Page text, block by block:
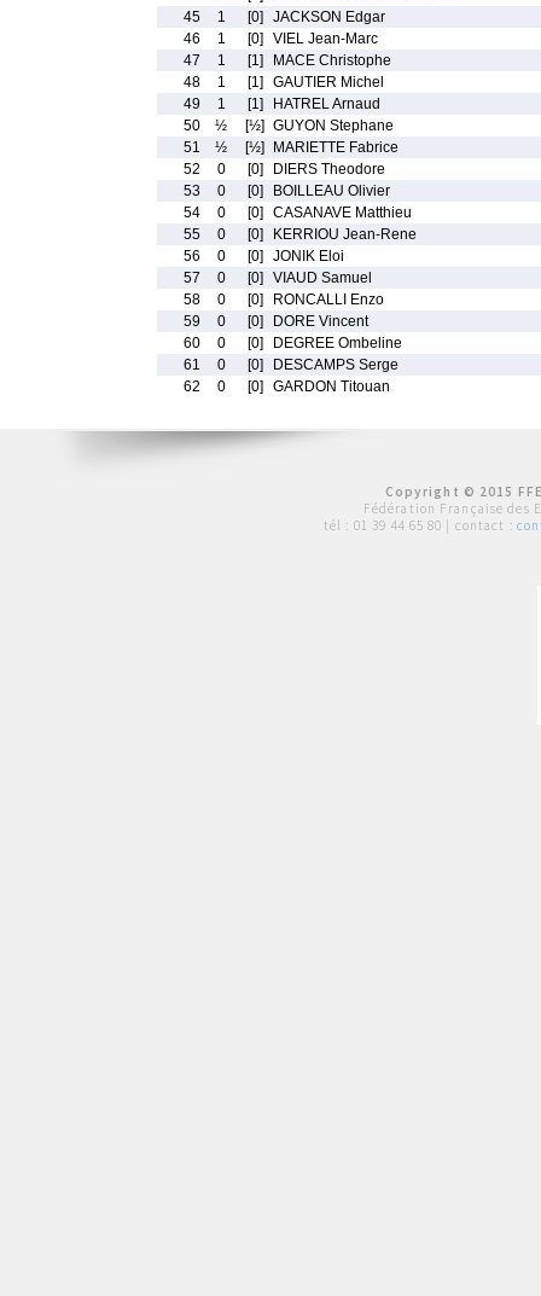
45
1 [0]
JACKSON Edgar
46
1 [0]
VIEL Jean-Marc
47
1 [1]
MACE Christophe
48
1 [1]
GAUTIER Michel
49
1 [1]
HATREL Arnaud
50
½ [½] GUYON Stephane
51
½ [½]
MARIETTE Fabrice
52
0 [0]
DIERS Theodore
53
0 [0]
BOILLEAU Olivier
54
0 [0]
CASANAVE Matthieu
55
0 [0]
KERRIOU Jean-Rene
56
0 [0]
JONIK Eloi
57
0 [0]
VIAUD Samuel
58
0 [0]
RONCALLI Enzo
59
0 [0]
DORE Vincent
60
0 [0]
DEGREE Ombeline
61
0 [0]
DESCAMPS Serge
62
0 [0] GARDON Titouan
Copyright © 2015
Fédération Française des
tél : 01 39 44 65 80 | contact :